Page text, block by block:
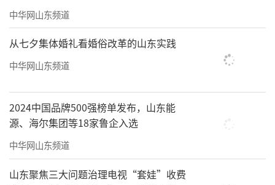
中华网山东频道
从七夕集体婚礼看婚俗改革的山东实践
中华网山东频道
2024中国品牌500强榜单发布，山东能
源、海尔集团等18家鲁企入选
中华网山东频道
山东聚焦三大问题治理电视“套娃”收费